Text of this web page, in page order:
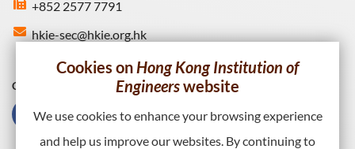
+852 2577 7791
hkie-sec@hkie.org.hk
Connect with HKIE
Cookies onHong Kong Institution of
Engineerswebsite
We use cookies to enhance your browsing experience
and help us improve our websites. By continuing to